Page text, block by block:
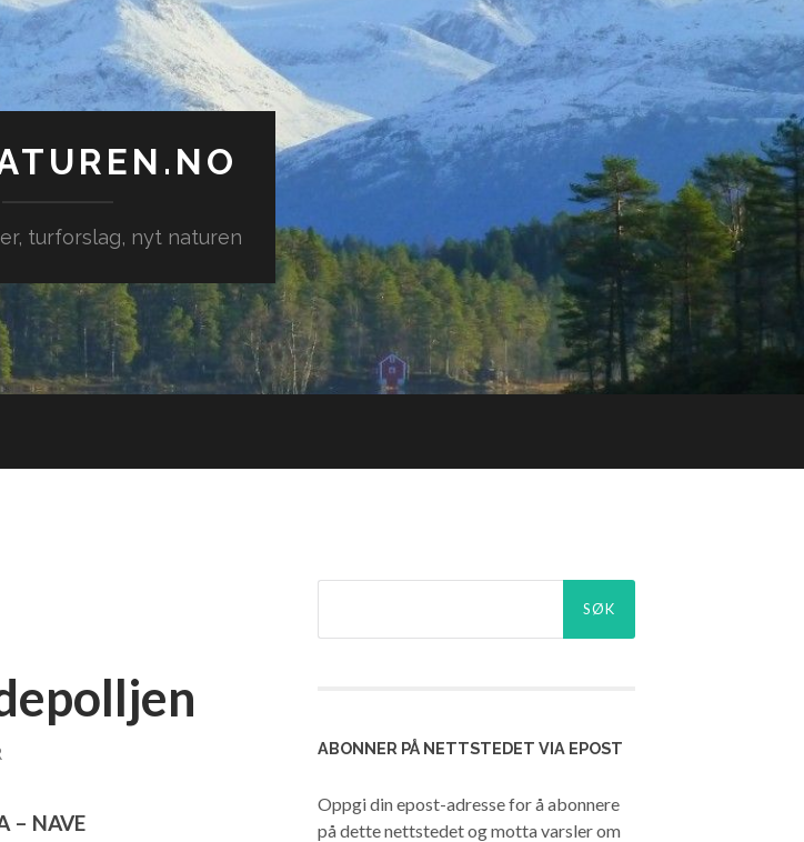
turforslag, nyt naturen
– NAVE
ABONNER PÅ NETTSTEDET VIA EPOST
Oppgi din epost-adresse for å abonnere
på dette nettstedet og motta varsler om